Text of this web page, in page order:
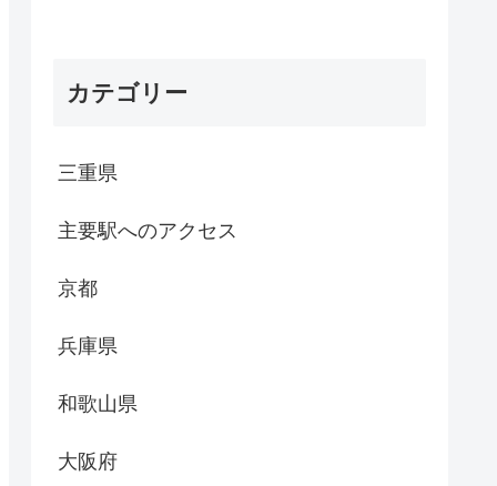
カテゴリー
三重県
主要駅へのアクセス
京都
兵庫県
和歌山県
大阪府